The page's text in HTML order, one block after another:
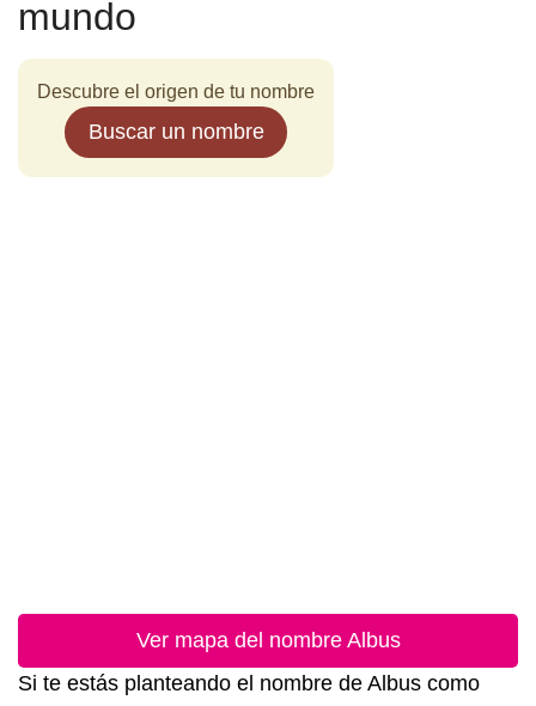
mundo
Descubre el origen de tu nombre
Buscar un nombre
Ver mapa del nombre Albus
Si te estás planteando el nombre de Albus como